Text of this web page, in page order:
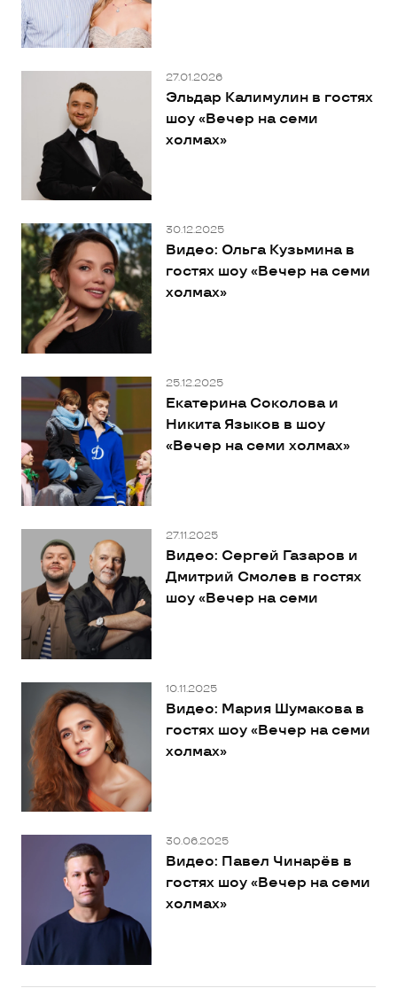
27.01.2026
Эльдар Калимулин в гостях
шоу «Вечер на семи
холмах»
30.12.2025
Видео: Ольга Кузьмина в
гостях шоу «Вечер на семи
холмах»
25.12.2025
Екатерина Соколова и
Никита Языков в шоу
«Вечер на семи холмах»
27.11.2025
Видео: Сергей Газаров и
Дмитрий Смолев в гостях
шоу «Вечер на семи
10.11.2025
Видео: Мария Шумакова в
гостях шоу «Вечер на семи
холмах»
30.06.2025
Видео: Павел Чинарёв в
гостях шоу «Вечер на семи
холмах»